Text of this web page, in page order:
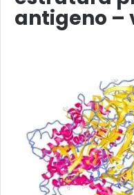
antigeno –